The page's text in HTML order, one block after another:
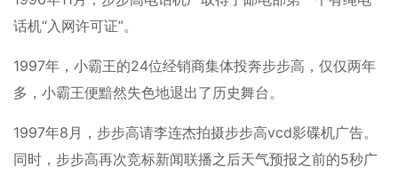
话机“入网许可证”。
1997年，小霸王的24位经销商集体投奔步步高，仅仅两年
多，小霸王便黯然失色地退出了历史舞台。
1997年8月，步步高请李连杰拍摄步步高vcd影碟机广告。
同时，步步高再次竞标新闻联播之后天气预报之前的5秒广